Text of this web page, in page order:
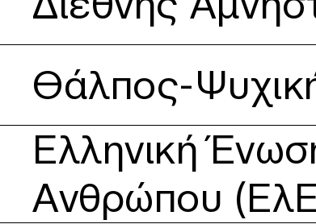
Θάλπος-
Ελληνική
Ανθρώπου
Δείτε περισσότερα για Ελληνική Ένωση για τα